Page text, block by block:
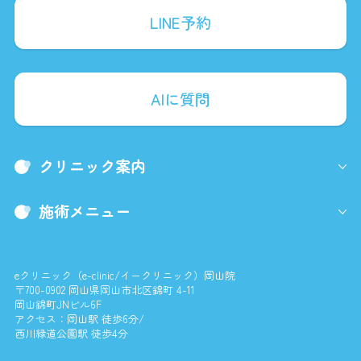
LINE予約
AIに質問
クリニック案内
施術メニュー
eクリニック（e-clinic/イークリニック）岡山院
〒700-0902 岡山県岡山市北区錦町 4-11
岡山錦町JNビル6F
アクセス：岡山駅 徒歩6分/
西川緑道公園駅 徒歩4分